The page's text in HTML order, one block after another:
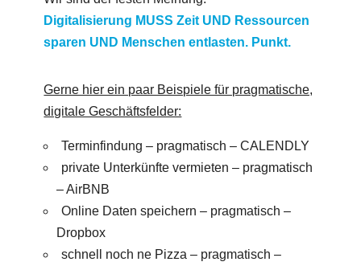
Digitalisierung MUSS Zeit UND Ressourcen
sparen UND Menschen entlasten. Punkt.
Gerne hier ein paar Beispiele für pragmatische,
digitale Geschäftsfelder:
Terminfindung – pragmatisch – CALENDLY
private Unterkünfte vermieten – pragmatisch
– AirBNB
Online Daten speichern – pragmatisch –
Dropbox
schnell noch ne Pizza – pragmatisch –